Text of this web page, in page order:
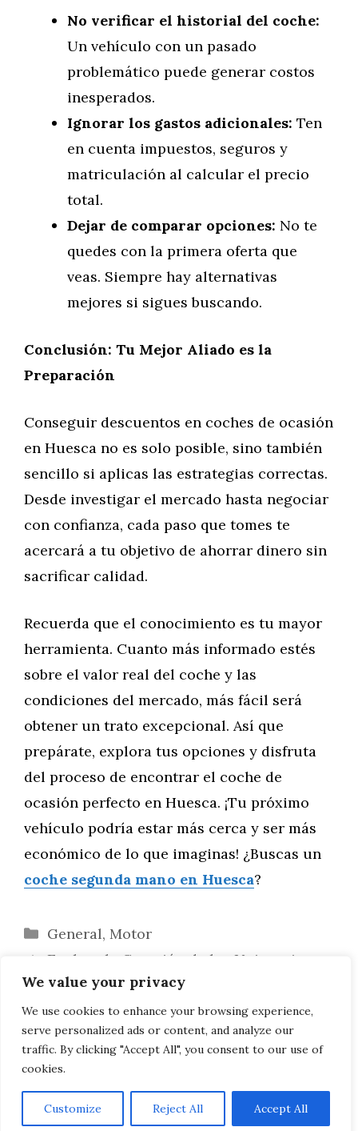
We value your privacy
We use cookies to enhance your browsing experience,
serve personalized ads or content, and analyze our
traffic. By clicking "Accept All", you consent to our use of
cookies.
Customize Reject All Accept All
No verificar el historial del coche:
Un vehículo con un pasado
problemático puede generar costos
inesperados.
Ignorar los gastos adicionales: Ten
en cuenta impuestos, seguros y
matriculación al calcular el precio
total.
Dejar de comparar opciones: No te
quedes con la primera oferta que
veas. Siempre hay alternativas
mejores si sigues buscando.
Conclusión: Tu Mejor Aliado es la
Preparación
Conseguir descuentos en coches de ocasión
en Huesca no es solo posible, sino también
sencillo si aplicas las estrategias correctas.
Desde investigar el mercado hasta negociar
con confianza, cada paso que tomes te
acercará a tu objetivo de ahorrar dinero sin
sacrificar calidad.
Recuerda que el conocimiento es tu mayor
herramienta. Cuanto más informado estés
sobre el valor real del coche y las
condiciones del mercado, más fácil será
obtener un trato excepcional. Así que
prepárate, explora tus opciones y disfruta
del proceso de encontrar el coche de
ocasión perfecto en Huesca. ¡Tu próximo
vehículo podría estar más cerca y ser más
económico de lo que imaginas! ¿Buscas un
coche segunda mano en Huesca?
Categorías
General, Motor
Explora la Creación de los Unicornios
Más Divertidos y Originales
El poder de la música: cómo puede
transformar tu motivación y llevarte al éxito
AVISO LEGAL, POLITICA DE PRIVACIDAD, COOKIES